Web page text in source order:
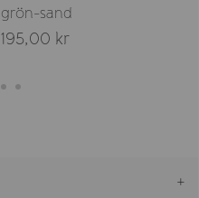
grön-sand
195,00 kr